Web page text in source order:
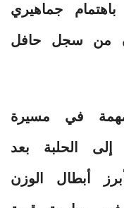
جماهيري
من سجل حافل
في مسيرة
الحلبة بعد
أبطال الوزن